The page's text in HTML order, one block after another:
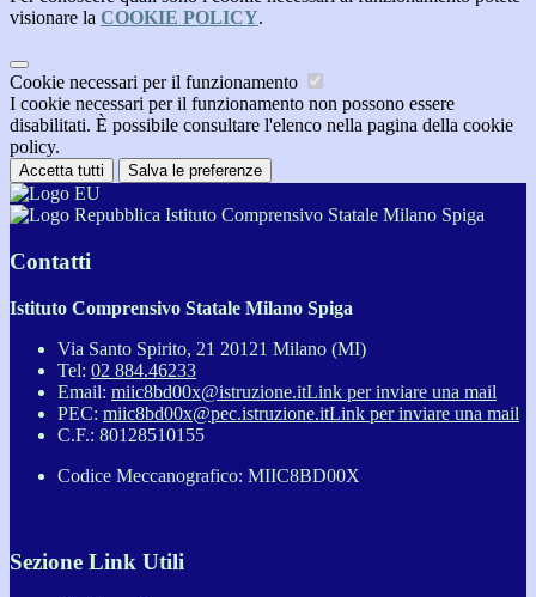
visionare la COOKIE POLICY.
Cookie necessari per il funzionamento
I cookie necessari per il funzionamento non possono essere
disabilitati. È possibile consultare l'elenco nella pagina della cookie
policy.
Accetta tutti Salva le preferenze
Istituto Comprensivo Statale Milano Spiga
Contatti
Istituto Comprensivo Statale Milano Spiga
Via Santo Spirito, 21 20121 Milano (MI)
Tel: 02 884.46233
Email: miic8bd00x@istruzione.itLink per inviare una mail
PEC: miic8bd00x@pec.istruzione.itLink per inviare una mail
C.F.: 80128510155
Codice Meccanografico: MIIC8BD00X
Sezione Link Utili